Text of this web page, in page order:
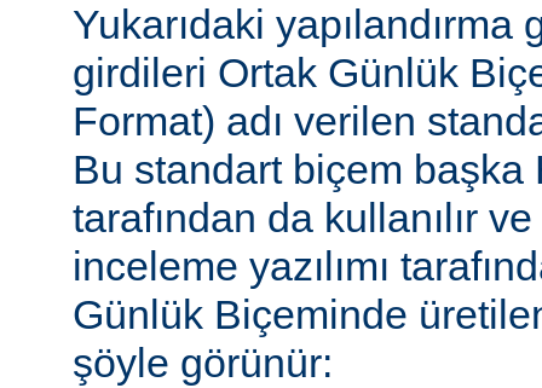
Yukarıdaki yapılandırma
girdileri Ortak Günlük
Format) adı verilen
Bu standart biçem başka
tarafından da kullanılır
inceleme yazılımı
Günlük Biçeminde
şöyle görünür: